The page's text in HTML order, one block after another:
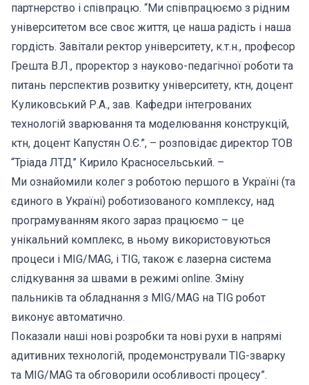
партнерство і співпрацю. “Ми співпрацюємо з рідним
університетом все своє життя, це наша радість і наша
гордість. Завітали ректор університету, к.т.н., професор
Грешта В.Л., проректор з науково-педагічної роботи та
питань перспектив розвитку університету, ктн, доцент
Куликовський Р.А., зав. Кафедри інтегрованих
технологій зварювання та моделювання конструкцій,
ктн, доцент Капустян О.Є.”, – розповідає директор ТОВ
“Тріада ЛТД” Кирило Красносельський. –
Ми ознайомили колег з роботою першого в Україні (та
єдиного в Україні) роботизованого комплексу, над
програмуванням якого зараз працюємо – це
унікальний комплекс, в ньому використовуються
процеси і MIG/MAG, і TIG, також є лазерна система
слідкування за швами в режимі online. Зміну
пальників та обладнання з MIG/MAG на TIG робот
виконує автоматично.
Показали наші нові розробки та нові рухи в напрямі
адитивних технологій, продемонстрували TIG-зварку
та MIG/MAG та обговорили особливості процесу”.